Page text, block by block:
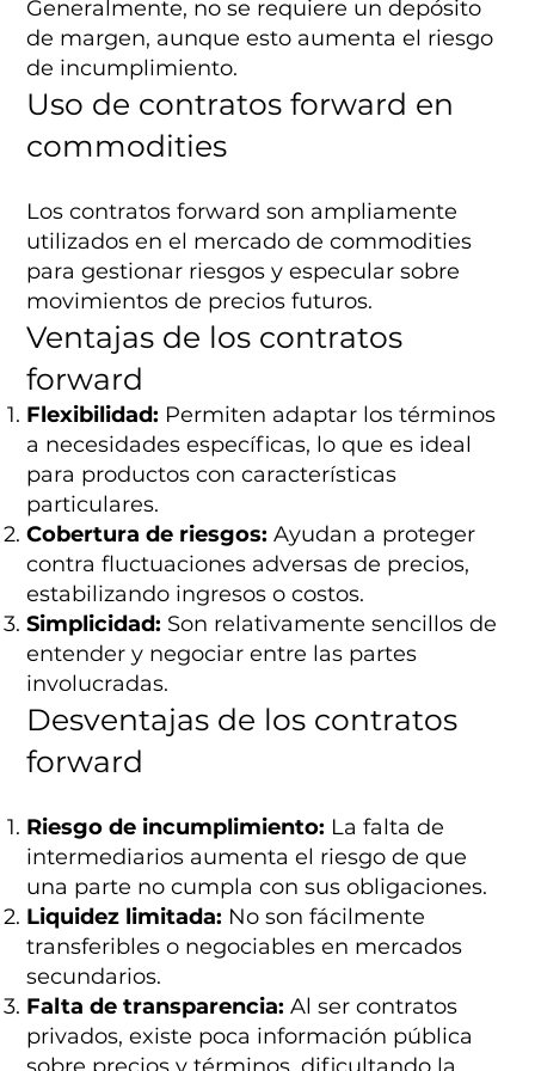
Generalmente, no se requiere un depósito
de margen, aunque esto aumenta el riesgo
de incumplimiento.
Uso de contratos forward en
commodities
Los contratos forward son ampliamente
utilizados en el mercado de commodities
para gestionar riesgos y especular sobre
movimientos de precios futuros.
Ventajas de los contratos
forward
Flexibilidad: Permiten adaptar los términos
a necesidades específicas, lo que es ideal
para productos con características
particulares.
Cobertura de riesgos: Ayudan a proteger
contra fluctuaciones adversas de precios,
estabilizando ingresos o costos.
Simplicidad: Son relativamente sencillos de
entender y negociar entre las partes
involucradas.
Desventajas de los contratos
forward
Riesgo de incumplimiento: La falta de
intermediarios aumenta el riesgo de que
una parte no cumpla con sus obligaciones.
Liquidez limitada: No son fácilmente
transferibles o negociables en mercados
secundarios.
Falta de transparencia: Al ser contratos
privados, existe poca información pública